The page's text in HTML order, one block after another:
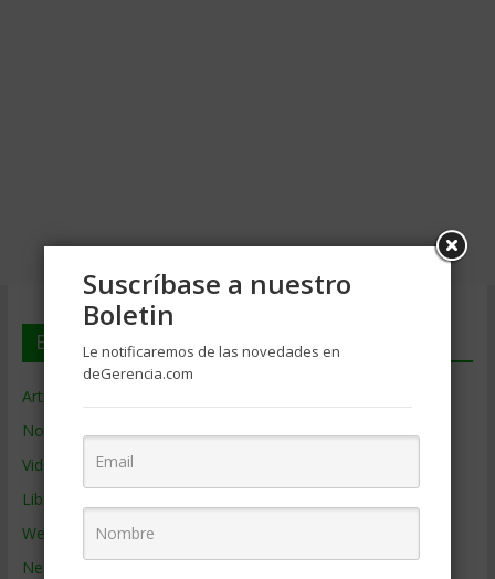
En deGerencia.com
Artículos de Gerencia
Noticias de Gerencia
Videos de Gerencia
Libros de Gerencia
Webs de Gerencia
Negocios por País
Suscríbase a nuestro
Boletin
Le notificaremos de las novedades en
deGerencia.com